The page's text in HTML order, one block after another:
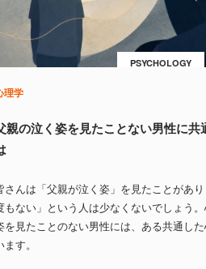
PSYCHOLOGY
理学
親の泣く姿を見たことない男性に共
さんは「父親が泣く姿」を見たことがあ
もない」という人は少なくないでしょう
を見たことのない男性には、ある共通し
ます。